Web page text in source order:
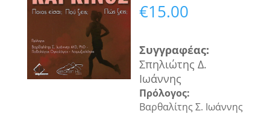
€15.00
Συγγραφέας:
Σπηλιώτης Δ.
Ιωάννης
Πρόλογος:
Βαρθαλίτης Σ. Ιωάννης